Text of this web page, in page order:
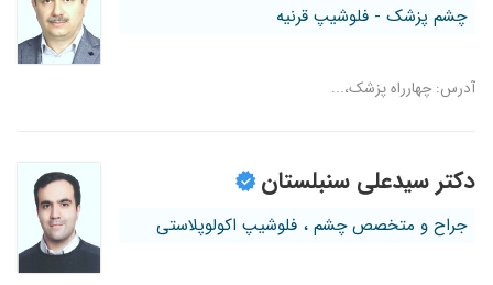
چشم پزشک - فلوشیپ قرنیه
آدرس: چهارراه پزشک،...
دکتر سیدعلی سنبلستان
جراح و متخصص چشم ، فلوشیپ اکولوپلاستی